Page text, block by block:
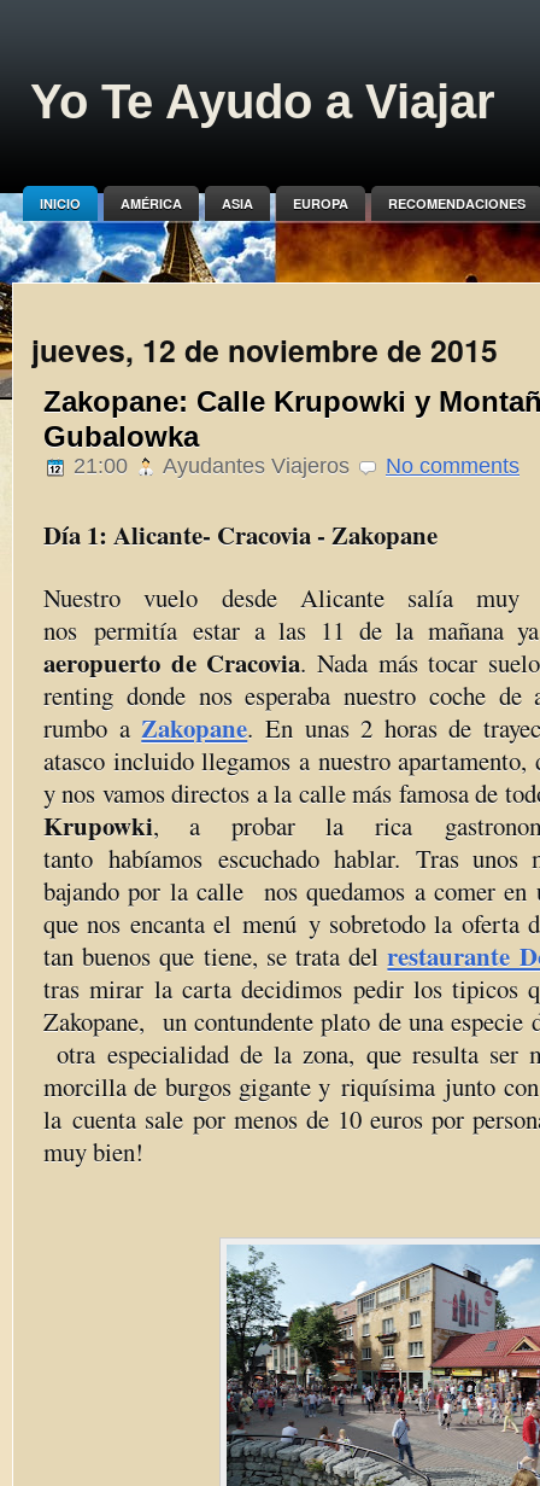
Yo Te Ayudo a Viajar
INICIO AMÉRICA ASIA EUROPA RECOMENDACIONES
jueves, 12 de noviembre de 2015
Zakopane: Calle Krupowki y
Gubalowka
21:00 Ayudantes Viajeros No comments
Día 1: Alicante- Cracovia - Zakopane
Nuestro vuelo desde Alicante salía muy
nos permitía estar a las 11 de la mañana
aeropuerto de Cracovia. Nada más tocar
renting donde nos esperaba nuestro coche
rumbo aZakopane. En unas 2 horas de
atasco incluido llegamos a nuestro apartamento,
y nos vamos directos a la calle más famosa de
Krupowki, a probar la rica
tanto habíamos escuchado hablar. Tras unos
bajando por la calle nos quedamos a comer en
que nos encanta el menú y sobretodo la oferta
tan buenos que tiene, se trata delrestaurante
tras mirar la carta decidimos pedir los tipicos
Zakopane, un contundente plato de una especie
otra especialidad de la zona, que resulta ser
morcilla de burgos gigante y riquísima junto
la cuenta sale por menos de 10 euros por
muy bien!